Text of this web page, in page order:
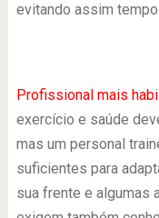
evitando assim
Profissional mais
exercício e saúde
mas um personal
suficientes para
sua frente e algumas